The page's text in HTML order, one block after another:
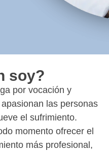
soy?
por vocación y
las personas
el sufrimiento.
momento ofrecer el
más profesional,